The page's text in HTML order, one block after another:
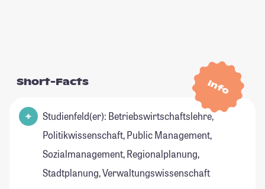
Info
Short-Facts
Studienfeld(er): Betriebswirtschaftslehre,
Politikwissenschaft, Public Management,
Sozialmanagement, Regionalplanung,
Stadtplanung, Verwaltungswissenschaft